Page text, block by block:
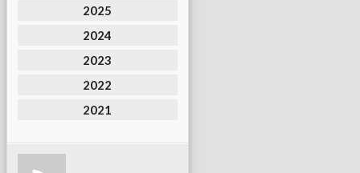
2025
2024
2023
2022
2021